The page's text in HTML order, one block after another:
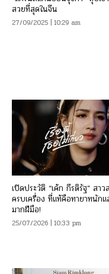
สวยที่สุดในจีน
27/09/2025 | 10:29 am
เปิดประวัติ “เค้ก กีรติรัฐ” สาว
ครบเครื่อง ที่แท้คือทายาทนักแ
มากฝีมือ!
25/07/2026 | 10:33 pm